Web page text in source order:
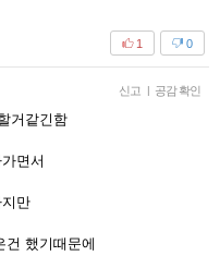
0
1
신고 | 공감 확인
거같긴함
면서
만
건 했기때문에